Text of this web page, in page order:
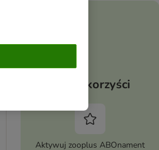
Twoje korzyści
Aktywuj zooplus ABOnament